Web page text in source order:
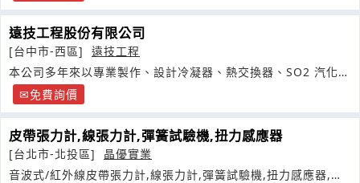
遠技工程股份有限公司
[台中市-西區]
遠技工程
本公司多年來以專業製作、設計冷凝器、熱交換器、SO2 汽化器
為主免費詢價
皮帶張力計,線張力計,彈簧試驗機,扭力感應器
[台北市-北投區]
晶優實業
音波式/紅外線皮帶張力計,線張力計,彈簧試驗機,扭力感應器,彈